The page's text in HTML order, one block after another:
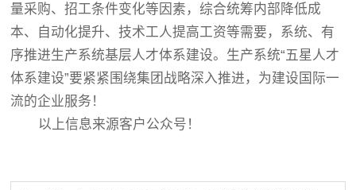
量采购、招工条件变化等因素，综合统筹内部降低成
本、自动化提升、技术工人提高工资等需要，系统、有
序推进生产系统基层人才体系建设。生产系统“五星人才
体系建设”要紧紧围绕集团战略深入推进，为建设国际一
流的企业服务！
以上信息来源客户公众号！